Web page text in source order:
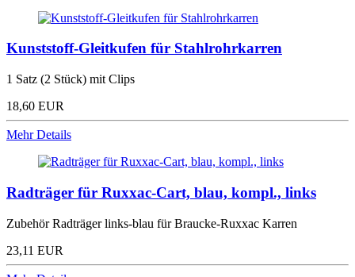
Kunststoff-Gleitkufen für Stahlrohrkarren
1 Satz (2 Stück) mit Clips
18,60 EUR
Mehr Details
Radträger für Ruxxac-Cart, blau, kompl., links
Zubehör Radträger links-blau für Braucke-Ruxxac Karren
23,11 EUR